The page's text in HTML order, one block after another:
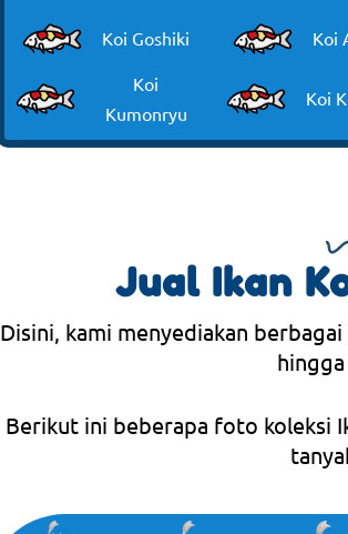
Koi Goshiki
Koi
Kumonryu
Koi
Koi
Jual Ikan
Disini, kami menyediakan
Berikut ini beberapa foto koleksi